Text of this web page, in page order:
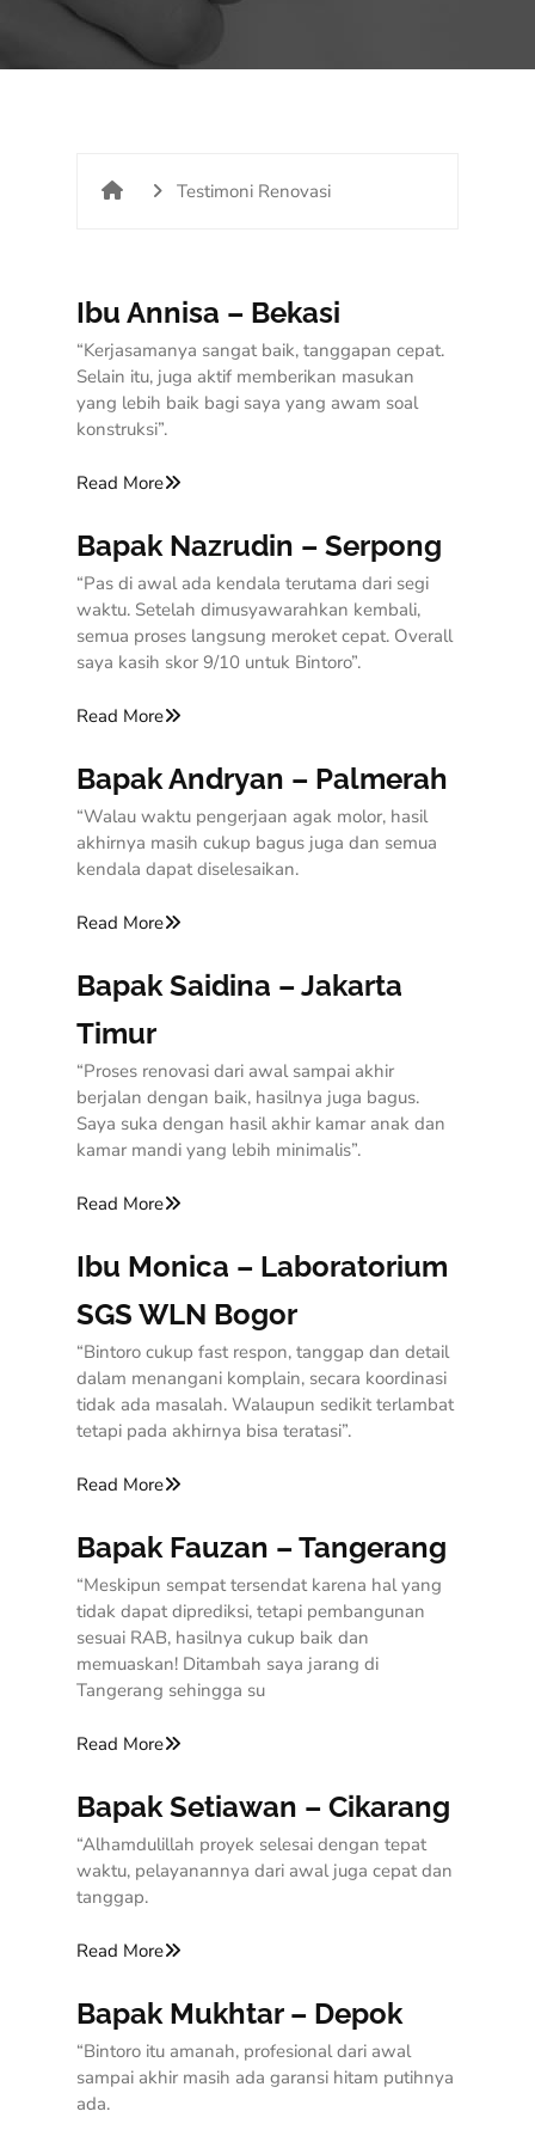
Testimoni Renovasi
Ibu Annisa – Bekasi
“Kerjasamanya sangat baik, tanggapan cepat.
Selain itu, juga aktif memberikan masukan
yang lebih baik bagi saya yang awam soal
konstruksi”.
Read More
Bapak Nazrudin – Serpong
“Pas di awal ada kendala terutama dari segi
waktu. Setelah dimusyawarahkan kembali,
semua proses langsung meroket cepat. Overall
saya kasih skor 9/10 untuk Bintoro”.
Read More
Bapak Andryan – Palmerah
“Walau waktu pengerjaan agak molor, hasil
akhirnya masih cukup bagus juga dan semua
kendala dapat diselesaikan.
Read More
Bapak Saidina – Jakarta
Timur
“Proses renovasi dari awal sampai akhir
berjalan dengan baik, hasilnya juga bagus.
Saya suka dengan hasil akhir kamar anak dan
kamar mandi yang lebih minimalis”.
Read More
Ibu Monica – Laboratorium
SGS WLN Bogor
“Bintoro cukup fast respon, tanggap dan detail
dalam menangani komplain, secara koordinasi
tidak ada masalah. Walaupun sedikit terlambat
tetapi pada akhirnya bisa teratasi”.
Read More
Bapak Fauzan – Tangerang
“Meskipun sempat tersendat karena hal yang
tidak dapat diprediksi, tetapi pembangunan
sesuai RAB, hasilnya cukup baik dan
memuaskan! Ditambah saya jarang di
Tangerang sehingga su
Read More
Bapak Setiawan – Cikarang
“Alhamdulillah proyek selesai dengan tepat
waktu, pelayanannya dari awal juga cepat dan
tanggap.
Read More
Bapak Mukhtar – Depok
“Bintoro itu amanah, profesional dari awal
sampai akhir masih ada garansi hitam putihnya
ada.